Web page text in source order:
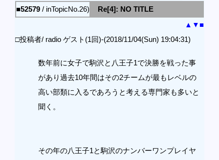
■52579 / inTopicNo.26)
Re[4]: NO TITLE
▲ ▼■
□投稿者/ radio ゲスト(1回)-(2018/11/04(Sun) 19:04:31)
数年前に女子で駒沢と八王子1で決勝を戦った事
があり過去10年間はその2チームが最もレベルの
高い部類に入るであろうと考える専門家も多いと
聞く。
その年の八王子1と駒沢のナンバーワンプレイヤ